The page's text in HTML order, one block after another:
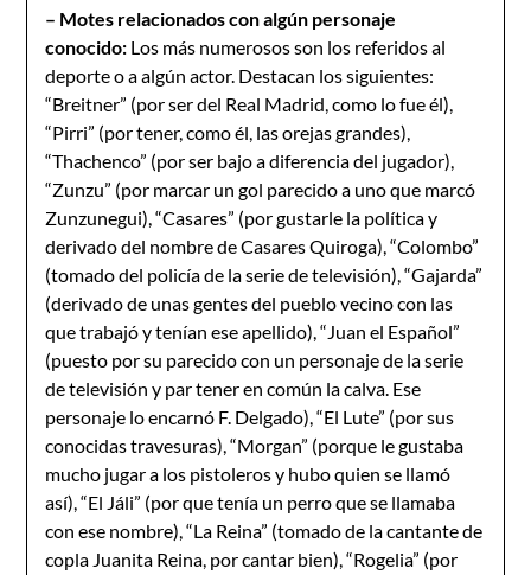
– Motes relacionados con algún personaje
conocido: Los más numerosos son los referidos al
deporte o a algún actor. Destacan los siguientes:
“Breitner” (por ser del Real Madrid, como lo fue él),
“Pirri” (por tener, como él, las orejas grandes),
“Thachenco” (por ser bajo a diferencia del jugador),
“Zunzu” (por marcar un gol parecido a uno que marcó
Zunzunegui), “Casares” (por gustarle la política y
derivado del nombre de Casares Quiroga), “Colombo”
(tomado del policía de la serie de televisión), “Gajarda”
(derivado de unas gentes del pueblo vecino con las
que trabajó y tenían ese apellido), “Juan el Español”
(puesto por su parecido con un personaje de la serie
de televisión y par tener en común la calva. Ese
personaje lo encarnó F. Delgado), “El Lute” (por sus
conocidas travesuras), “Morgan” (porque le gustaba
mucho jugar a los pistoleros y hubo quien se llamó
así), “El Jáli” (por que tenía un perro que se llamaba
con ese nombre), “La Reina” (tomado de la cantante de
copla Juanita Reina, por cantar bien), “Rogelia” (por